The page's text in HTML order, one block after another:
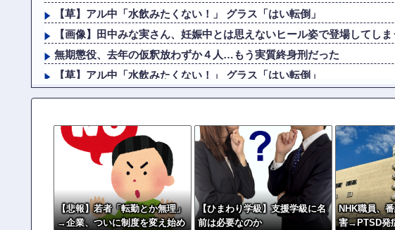
【草】アル中「水飲みたくない！」 グラス「はい転倒」
【画像】田中みな実さん、妊娠中とは思えないヒール姿で登場してしま
無期懲役、去年の仮釈放わずか４人…もう実質終身刑だった
【草】アル中「水飲みたくない！」 グラス「はい転倒」
中国人団体、VIPラウンジ無断侵入→搭乗拒否→空港警備員の”つり目ポ
【速報】 長瀬智也、ようやく気づくｗｗｗｗｗｗｗｗ
【衝撃】 吉野家、とうとうステーキを出す
【速報】 農家、キレる「高市総理には愛想尽かした今年でやめるぞ」コ
【悲報】若者「転勤とか無理」
→企業、ついに制度を変え始め
【ひまわり学級】支援学級に名
前は必要なのか
NHK職員、
害→PTSD発